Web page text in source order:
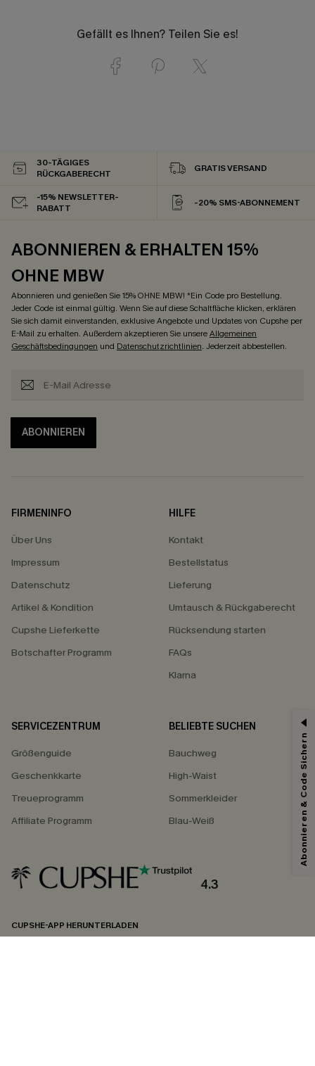
Gefällt es Ihnen? Teilen Sie es!
30-TÄGIGES
RÜCKGABERECHT
GRATIS VERSAND
-15% NEWSLETTER-
RABATT
-20% SMS-ABONNEMENT
ABONNIEREN & ERHALTEN 15%
OHNE MBW
Abonnieren und genießen Sie 15% OHNE MBW! *Ein Code pro Bestellung.
Jeder Code ist einmal gültig. Wenn Sie auf diese Schaltfläche klicken, erklären
Sie sich damit einverstanden, exklusive Angebote und Updates von Cupshe per
E-Mail zu erhalten. Außerdem akzeptieren Sie unsereAllgemeinen
Geschäftsbedingungen und Datenschutzrichtlinien. Jederzeit abbestellen.
ABONNIEREN
FIRMENINFO
Über Uns
Impressum
Datenschutz
Artikel & Kondition
Cupshe Lieferkette
Botschafter Programm
HILFE
Kontakt
Bestellstatus
Lieferung
Umtausch & Rückgaberecht
Rücksendung starten
FAQs
Klarna
SERVICEZENTRUM
Größenguide
Geschenkkarte
Treueprogramm
Affiliate Programm
BELIEBTE SUCHEN
Bauchweg
High-Waist
Sommerkleider
Blau-Weiß
4.3
CUPSHE-APP HERUNTERLADEN
Abonnieren & Code Sichern